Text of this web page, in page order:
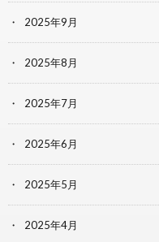
2025年9月
2025年8月
2025年7月
2025年6月
2025年5月
2025年4月